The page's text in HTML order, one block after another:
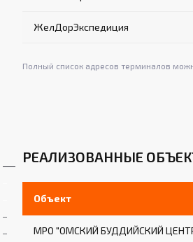
ЖелДорЭкспедиция
Полный список адресов терминалов
РЕАЛИЗОВАННЫЕ
Объект
МРО "ОМСКИЙ БУДДИЙСКИЙ